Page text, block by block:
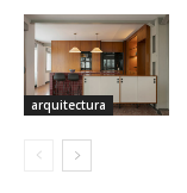
arquitectura